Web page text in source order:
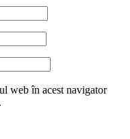
web în acest navigator